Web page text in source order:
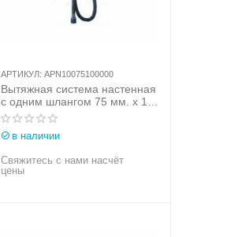
АРТИКУЛ: APN10075100000
Вытяжная система настенная
с одним шлангом 75 мм. х 10
м. Aerservice (Италия) арт.
APN10075100000
в наличии
Свяжитесь с нами насчёт
цены